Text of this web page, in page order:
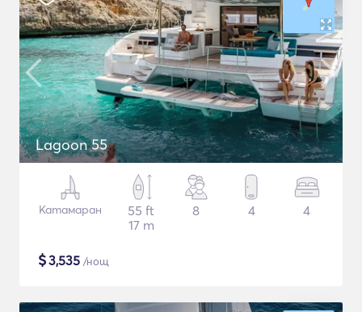
Lagoon 55
Катамаран
55 ft
17 m
8 4 4
$3,535 /нощ